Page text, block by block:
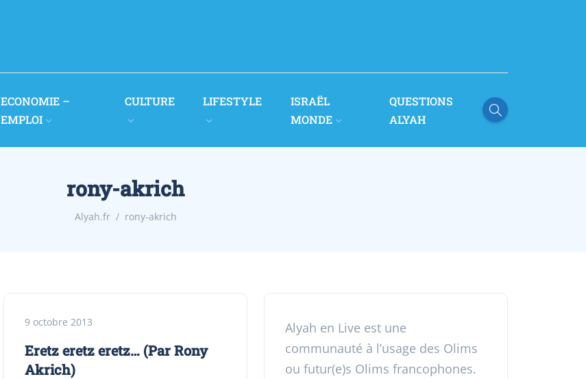
ECONOMIE –
EMPLOI
CULTURE LIFESTYLE
ISRAËL
MONDE
QUESTIONS
ALYAH
rony-akrich
Alyah.fr rony-akrich
9 octobre 2013
Eretz eretz eretz… (Par Rony
Akrich)
Alyah en Live est une
communauté à l’usage des Olims
ou futur(e)s Olims francophones.